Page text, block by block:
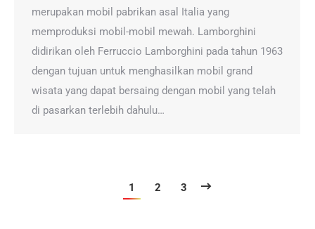
merupakan mobil pabrikan asal Italia yang
memproduksi mobil-mobil mewah. Lamborghini
didirikan oleh Ferruccio Lamborghini pada tahun 1963
dengan tujuan untuk menghasilkan mobil grand
wisata yang dapat bersaing dengan mobil yang telah
di pasarkan terlebih dahulu…
1 2 3